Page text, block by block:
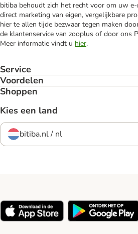
bitiba behoudt zich het recht voor om uw
direct marketing van eigen, vergelijkbare
hier te allen tijde bezwaar tegen maken
de klantenservice van zooplus of door ons
Meer informatie vindt u hier.
Service
Voordelen
Shoppen
Kies een land
bitiba.nl / nl